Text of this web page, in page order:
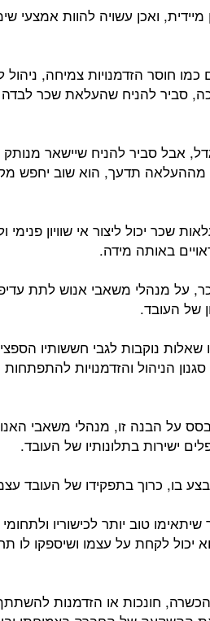
ואכן עשויה להוות אמצעי
חוסר הזדמנויות צמיחה, ניהול
סביר להניח שהעלאת שכר
אבל סביר להניח שיישאר מנותק
מההעלאה תדעך, הוא שוב יחפש
שכר יכול ליצור אי שוויון פנימי
באותה מידה.
על מנהלי משאבי אנוש לתת
של העובד.
נוקבות לגבי חששותיו
הניהול והזדמנויות להתפתחות
על הבנה זו, מנהלי משאבי
ישירות בתלונותיו של העובד.
בו, כרוך בתפקידו של העובד
טוב יותר לכישוריו ולתחומי
יכול לקחת על עצמו ושיספקו לו
הכשרה, חונכות או הזדמנות